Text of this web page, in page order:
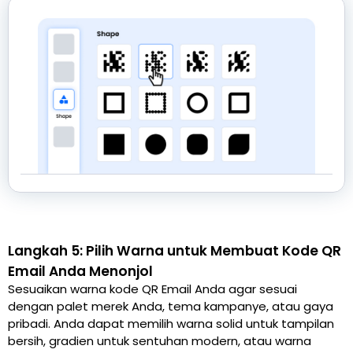
Langkah 5: Pilih Warna untuk Membuat Kode QR
Email Anda Menonjol
Sesuaikan warna kode QR Email Anda agar sesuai
dengan palet merek Anda, tema kampanye, atau gaya
pribadi. Anda dapat memilih warna solid untuk tampilan
bersih, gradien untuk sentuhan modern, atau warna